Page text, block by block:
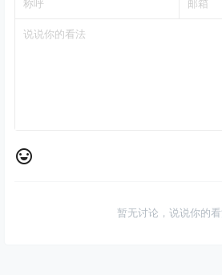
暂无讨论，说说你的